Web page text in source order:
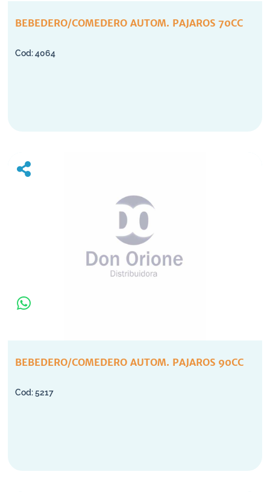
BEBEDERO/COMEDERO AUTOM. PAJAROS 70CC
4064
BEBEDERO/COMEDERO AUTOM. PAJAROS 90CC
5217